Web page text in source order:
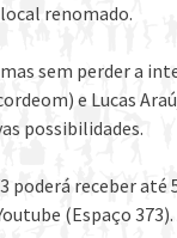
renomado.
sem perder a
e Lucas
possibilidades.
receber até
(Espaço